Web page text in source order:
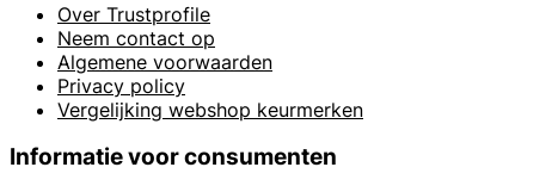
Over Trustprofile
Neem contact op
Algemene voorwaarden
Privacy policy
Vergelijking webshop keurmerken
Informatie voor consumenten